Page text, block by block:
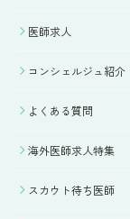
医師求人
コンシェルジュ紹介
よくある質問
海外医師求人特集
スカウト待ち医師